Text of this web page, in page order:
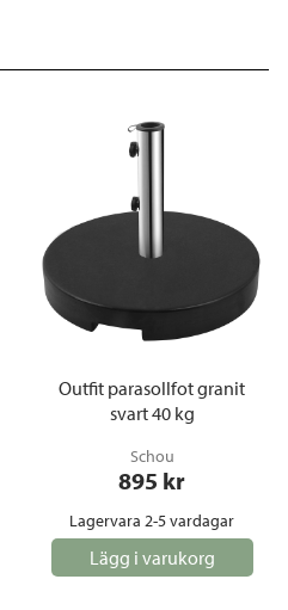
Outfit parasollfot granit
svart 40 kg
Schou
895 kr
Lagervara 2-5 vardagar
Lägg i varukorg